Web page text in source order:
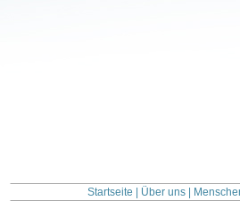
Startseite Über uns|